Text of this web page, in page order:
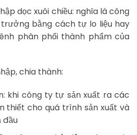
dọc xuôi chiều: nghĩa là công
bằng cách tự lo liệu hay
phân phối thành phẩm của
chia thành:
khi công ty tự sản xuất ra các
thiết cho quá trình sản xuất và
đầu